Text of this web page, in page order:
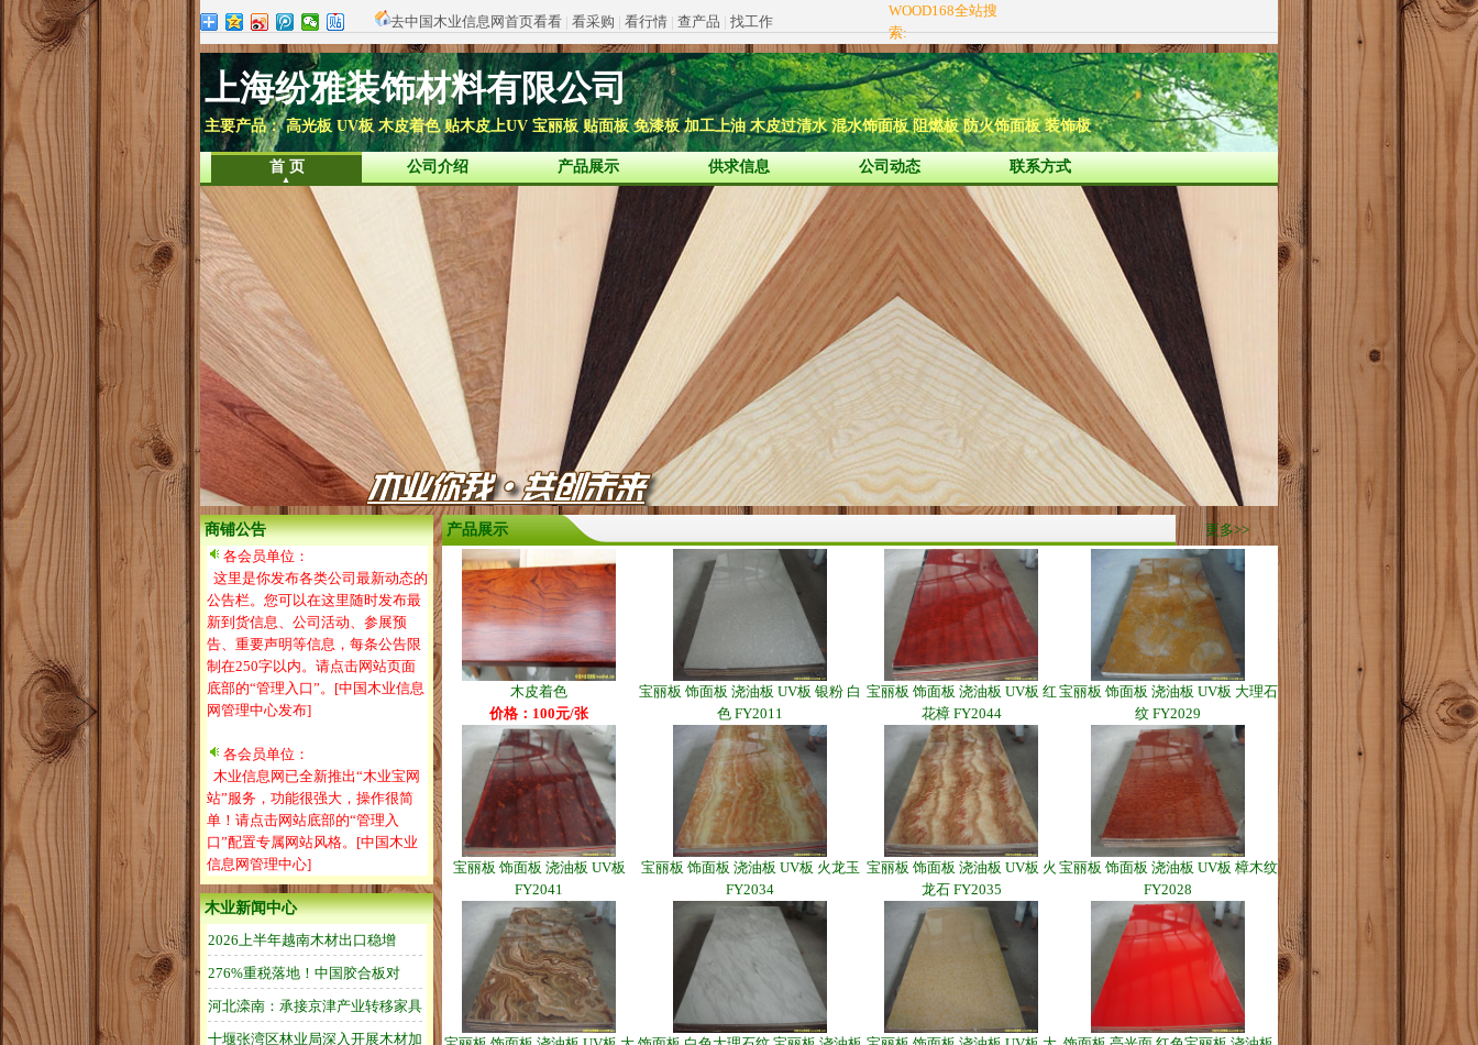
去中国木业信息网首页看看 | 看采购 | 看行情 | 查产品 | 找工作
WOOD168全站搜
索:
上海纷雅装饰材料有限公司
主要产品： 高光板 UV板 木皮着色 贴木皮上UV 宝丽板 贴面板 免漆板 加工上油 木皮过清水 混水饰面板 阻燃板 防火饰面板 装饰板
首 页 公司介绍 产品展示 供求信息 公司动态 联系方式
商铺公告
各会员单位：
这里是你发布各类公司最新动态的
公告栏。您可以在这里随时发布最
新到货信息、公司活动、参展预
告、重要声明等信息，每条公告限
制在250字以内。请点击网站页面
底部的“管理入口”。[中国木业信息
网管理中心发布]
各会员单位：
木业信息网已全新推出“木业宝网
站”服务，功能很强大，操作很简
单！请点击网站底部的“管理入
口”配置专属网站风格。[中国木业
信息网管理中心]
木业新闻中心
产品展示 更多>>
木皮着色
价格：100元/张
宝丽板 饰面板 浇油板 UV板 银粉 白
色 FY2011
宝丽板 饰面板 浇油板 UV板 红
花樟 FY2044
宝丽板 饰面板 浇油板 UV板 大理石
纹 FY2029
宝丽板 饰面板 浇油板 UV板
FY2041
宝丽板 饰面板 浇油板 UV板 火龙玉
FY2034
宝丽板 饰面板 浇油板 UV板 火
龙石 FY2035
宝丽板 饰面板 浇油板 UV板 樟木纹
FY2028